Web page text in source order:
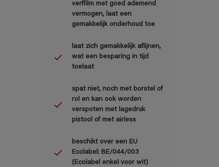
verffilm met goed ademend
vermogen, laat een
gemakkelijk onderhoud toe
laat zich gemakkelijk aflijnen,
wat een besparing in tijd
toelaat
spat niet, noch met borstel of
rol en kan ook worden
verspoten met lagedruk
pistool of met airless
beschikt over een EU
Ecolabel: BE/044/003
(Ecolabel enkel voor wit)